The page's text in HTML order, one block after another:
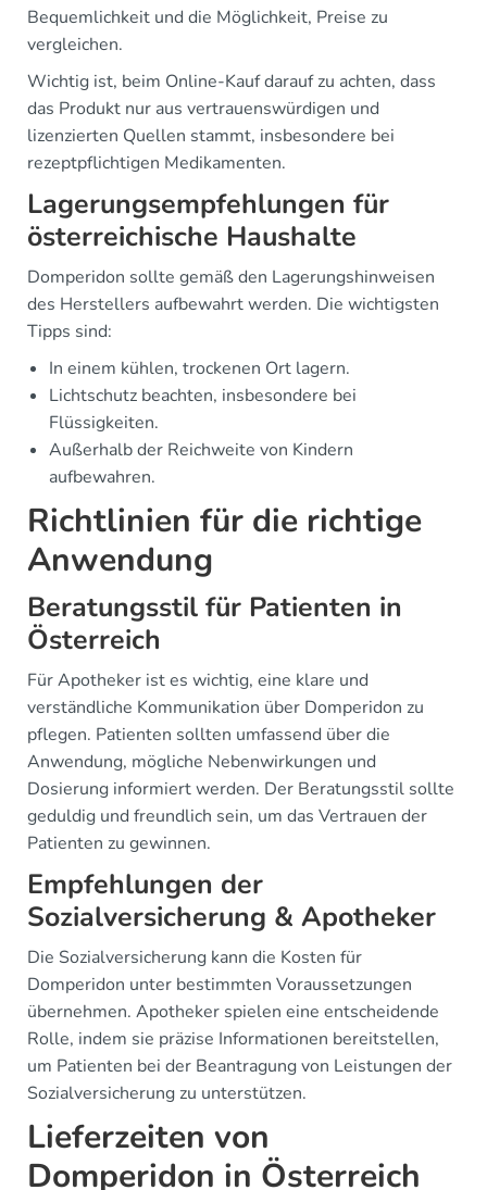
Bequemlichkeit und die Möglichkeit, Preise zu
vergleichen.
Wichtig ist, beim Online-Kauf darauf zu achten, dass
das Produkt nur aus vertrauenswürdigen und
lizenzierten Quellen stammt, insbesondere bei
rezeptpflichtigen Medikamenten.
Lagerungsempfehlungen für
österreichische Haushalte
Domperidon sollte gemäß den Lagerungshinweisen
des Herstellers aufbewahrt werden. Die wichtigsten
Tipps sind:
In einem kühlen, trockenen Ort lagern.
Lichtschutz beachten, insbesondere bei
Flüssigkeiten.
Außerhalb der Reichweite von Kindern
aufbewahren.
Richtlinien für die richtige
Anwendung
Beratungsstil für Patienten in
Österreich
Für Apotheker ist es wichtig, eine klare und
verständliche Kommunikation über Domperidon zu
pflegen. Patienten sollten umfassend über die
Anwendung, mögliche Nebenwirkungen und
Dosierung informiert werden. Der Beratungsstil sollte
geduldig und freundlich sein, um das Vertrauen der
Patienten zu gewinnen.
Empfehlungen der
Sozialversicherung & Apotheker
Die Sozialversicherung kann die Kosten für
Domperidon unter bestimmten Voraussetzungen
übernehmen. Apotheker spielen eine entscheidende
Rolle, indem sie präzise Informationen bereitstellen,
um Patienten bei der Beantragung von Leistungen der
Sozialversicherung zu unterstützen.
Lieferzeiten von
Domperidon in Österreich